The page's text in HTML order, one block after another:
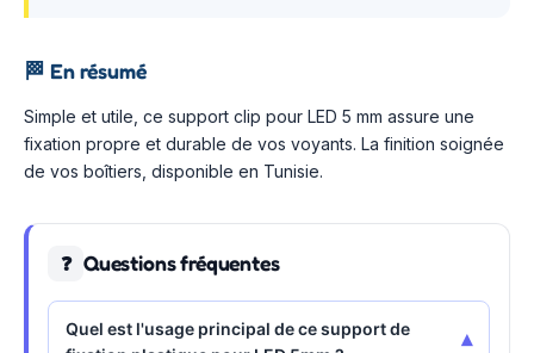
🏁 En résumé
Simple et utile, ce support clip pour LED 5 mm assure une
fixation propre et durable de vos voyants. La finition soignée
de vos boîtiers, disponible en Tunisie.
❓ Questions fréquentes
Quel est l'usage principal de ce support de
▾